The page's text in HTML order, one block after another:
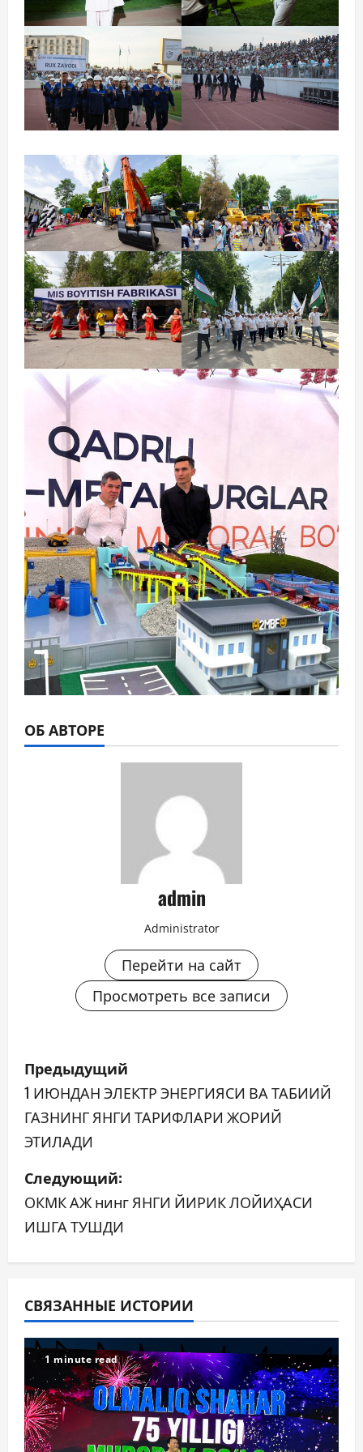
ОБ АВТОРЕ
admin
Administrator
Перейти на сайт
Просмотреть все записи
Н
а
в
г
а
ц
и
я
п
о
з
Предыдущий
1 ИЮНДАН ЭЛЕКТР ЭНЕРГИЯСИ ВА ТАБИИЙ
ГАЗНИНГ ЯНГИ ТАРИФЛАРИ ЖОРИЙ
ЭТИЛАДИ
Следующий:
ОКМК АЖ нинг ЯНГИ ЙИРИК ЛОЙИҲАСИ
ИШГА ТУШДИ
СВЯЗАННЫЕ ИСТОРИИ
1 minute read